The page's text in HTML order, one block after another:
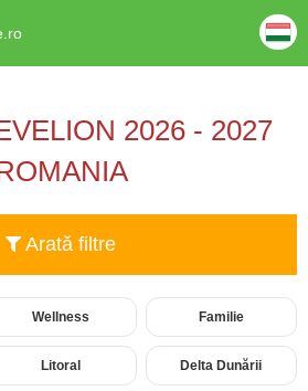
2026 - 2027
Arată filtre
Wellness Familie
Litoral Delta Dunării